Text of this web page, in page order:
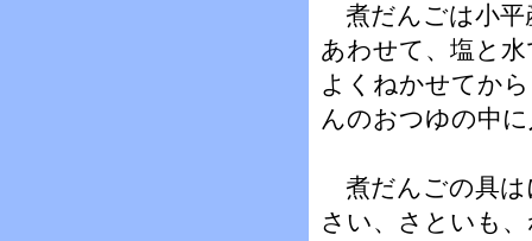
煮だんごは小平
あわせて、塩と
よくねかせてか
んのおつゆの中
煮だんごの具は
さい、さといも